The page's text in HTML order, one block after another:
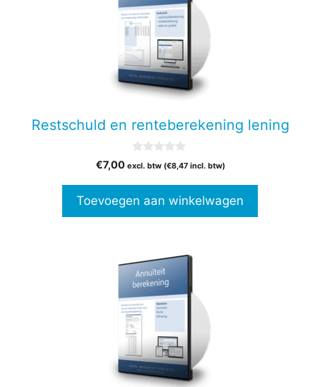
Restschuld en renteberekening lening
v
5
€7,00 excl. btw (€8,47incl. btw)
Toevoegen aan winkelwagen